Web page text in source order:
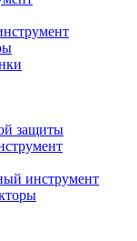
защиты
инструмент